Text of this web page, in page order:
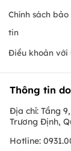
Chính sách
tin
Điều khoản với
Thông tin
Địa chỉ: Tầng
Trương Định,
Hotline: